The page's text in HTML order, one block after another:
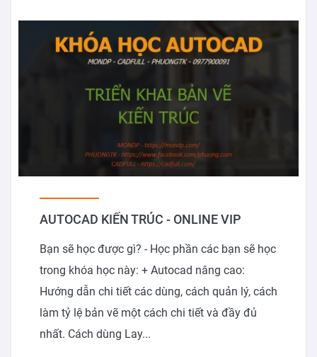
AUTOCAD KIẾN TRÚC - ONLINE VIP
Bạn sẽ học được gì? - Học phần các bạn sẽ học
trong khóa học này: + Autocad nâng cao:
Hướng dẫn chi tiết các dùng, cách quản lý, cách
làm tỷ lệ bản vẽ một cách chi tiết và đầy đủ
nhất. Cách dùng Lay...